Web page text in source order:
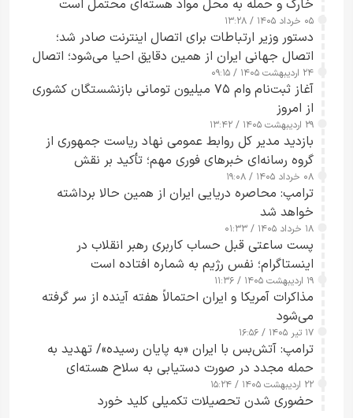
خارک و حمله به محل مواد هسته‌ای محتمل است
۰۵ خرداد ۱۴۰۵ / ۱۳:۲۸
دستور وزیر ارتباطات برای اتصال اینترنت صادر شد؛
اتصال جهانی ایران از همین دقایق احیا می‌شود؛ اتصال
کامل مردم تا ۲۴ ساعت آینده
۲۴ اردیبهشت ۱۴۰۵ / ۰۹:۱۵
آغاز ثبت‌نام وام ۷۵ میلیون تومانی بازنشستگان کشوری
از امروز
۲۹ اردیبهشت ۱۴۰۵ / ۱۳:۴۲
بازدید مدیر کل روابط عمومی نهاد ریاست جمهوری از
گروه رسانه‌ای خبرهای فوری مهم؛ تأکید بر نقش
رسانه‌های هوشمند و مسئول در ارتقای آگاهی عمومی
۰۸ خرداد ۱۴۰۵ / ۱۹:۰۸
ترامپ: محاصره دریایی ایران از همین حالا برداشته
خواهد شد
۱۸ خرداد ۱۴۰۵ / ۰۱:۳۳
پست ساعتی قبل حساب کاربری رهبر انقلاب در
اینستاگرام؛ نفس رژیم به شماره افتاده است​
۱۹ اردیبهشت ۱۴۰۵ / ۱۱:۳۶
مذاکرات آمریکا و ایران احتمالاً هفته آینده از سر گرفته
می‌شود
۱۷ تیر ۱۴۰۵ / ۱۶:۵۶
ترامپ: آتش‌بس با ایران «به پایان رسیده»/ تهدید به
حمله مجدد در صورت دستیابی به سلاح هسته‌ای
۲۲ اردیبهشت ۱۴۰۵ / ۱۵:۲۴
حضوری شدن تحصیلات تکمیلی کلید خورد